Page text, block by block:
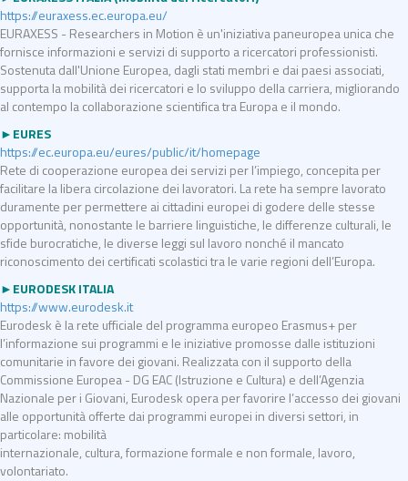
https://euraxess.ec.europa.eu/
EURAXESS - Researchers in Motion è un'iniziativa paneuropea unica che
fornisce informazioni e servizi di supporto a ricercatori professionisti.
Sostenuta dall'Unione Europea, dagli stati membri e dai paesi associati,
supporta la mobilità dei ricercatori e lo sviluppo della carriera, migliorando
al contempo la collaborazione scientifica tra Europa e il mondo.
►EURES
https://ec.europa.eu/eures/public/it/homepage
Rete di cooperazione europea dei servizi per l’impiego, concepita per
facilitare la libera circolazione dei lavoratori. La rete ha sempre lavorato
duramente per permettere ai cittadini europei di godere delle stesse
opportunità, nonostante le barriere linguistiche, le differenze culturali, le
sfide burocratiche, le diverse leggi sul lavoro nonché il mancato
riconoscimento dei certificati scolastici tra le varie regioni dell’Europa.
►EURODESK ITALIA
https://www.eurodesk.it
Eurodesk è la rete ufficiale del programma europeo Erasmus+ per
l’informazione sui programmi e le iniziative promosse dalle istituzioni
comunitarie in favore dei giovani. Realizzata con il supporto della
Commissione Europea - DG EAC (Istruzione e Cultura) e dell’Agenzia
Nazionale per i Giovani, Eurodesk opera per favorire l’accesso dei giovani
alle opportunità offerte dai programmi europei in diversi settori, in
particolare: mobilità
internazionale, cultura, formazione formale e non formale, lavoro,
volontariato.